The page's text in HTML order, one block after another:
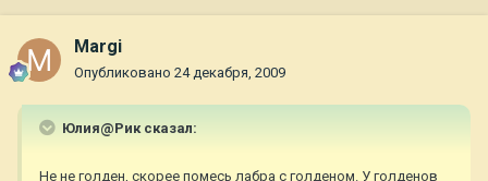
Margi
Опубликовано 24 декабря, 2009
Юлия@Рик сказал:
Не не голден, скорее помесь лабра с голденом. У голденов